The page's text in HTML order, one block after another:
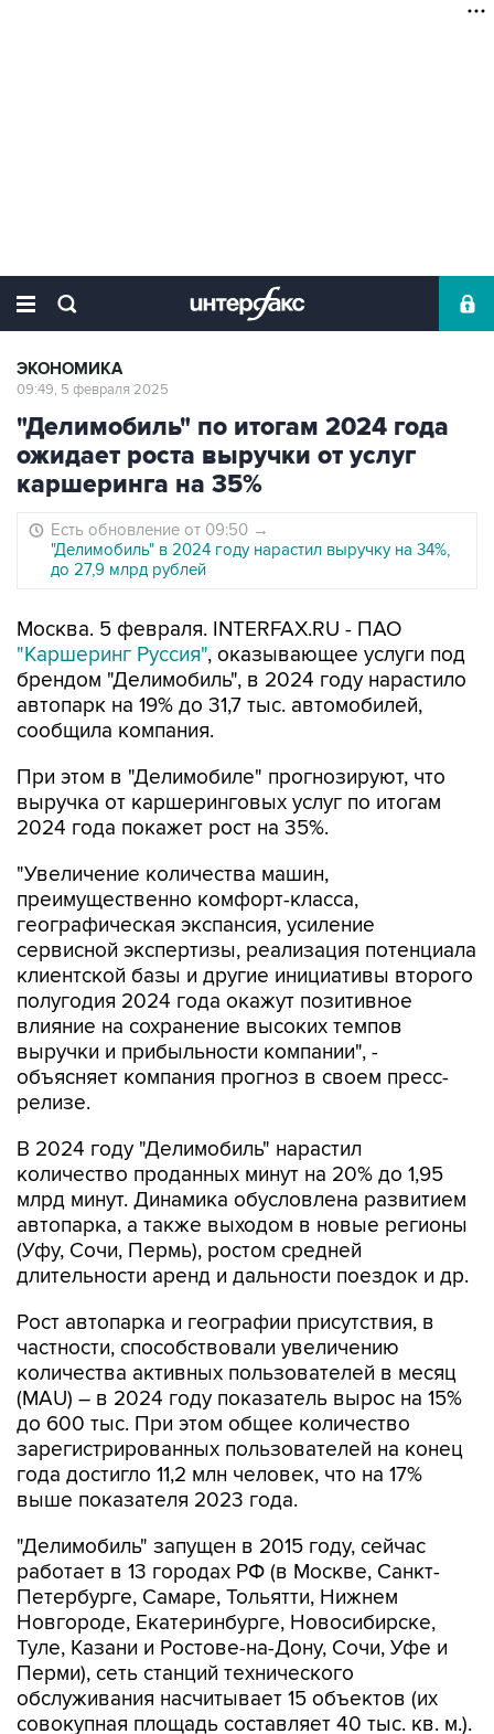
ЭКОНОМИКА
09:49, 5 февраля 2025
"Делимобиль" по итогам 2024 года
ожидает роста выручки от услуг
каршеринга на 35%
Есть обновление от 09:50 →
"Делимобиль" в 2024 году нарастил выручку на 34%,
до 27,9 млрд рублей
Москва. 5 февраля. INTERFAX.RU - ПАО
"Каршеринг Руссия", оказывающее услуги под
брендом "Делимобиль", в 2024 году нарастило
автопарк на 19% до 31,7 тыс. автомобилей,
сообщила компания.
При этом в "Делимобиле" прогнозируют, что
выручка от каршеринговых услуг по итогам
2024 года покажет рост на 35%.
"Увеличение количества машин,
преимущественно комфорт-класса,
географическая экспансия, усиление
сервисной экспертизы, реализация потенциала
клиентской базы и другие инициативы второго
полугодия 2024 года окажут позитивное
влияние на сохранение высоких темпов
выручки и прибыльности компании", -
объясняет компания прогноз в своем пресс-
релизе.
В 2024 году "Делимобиль" нарастил
количество проданных минут на 20% до 1,95
млрд минут. Динамика обусловлена развитием
автопарка, а также выходом в новые регионы
(Уфу, Сочи, Пермь), ростом средней
длительности аренд и дальности поездок и др.
Рост автопарка и географии присутствия, в
частности, способствовали увеличению
количества активных пользователей в месяц
(MAU) – в 2024 году показатель вырос на 15%
до 600 тыс. При этом общее количество
зарегистрированных пользователей на конец
года достигло 11,2 млн человек, что на 17%
выше показателя 2023 года.
"Делимобиль" запущен в 2015 году, сейчас
работает в 13 городах РФ (в Москве, Санкт-
Петербурге, Самаре, Тольятти, Нижнем
Новгороде, Екатеринбурге, Новосибирске,
Туле, Казани и Ростове-на-Дону, Сочи, Уфе и
Перми), сеть станций технического
обслуживания насчитывает 15 объектов (их
совокупная площадь составляет 40 тыс. кв. м.).